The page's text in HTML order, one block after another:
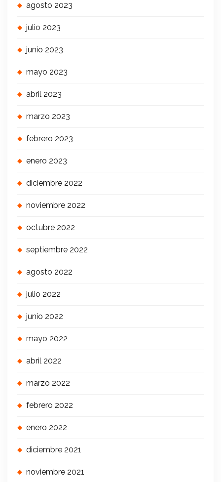
agosto 2023
julio 2023
junio 2023
mayo 2023
abril 2023
marzo 2023
febrero 2023
enero 2023
diciembre 2022
noviembre 2022
octubre 2022
septiembre 2022
agosto 2022
julio 2022
junio 2022
mayo 2022
abril 2022
marzo 2022
febrero 2022
enero 2022
diciembre 2021
noviembre 2021